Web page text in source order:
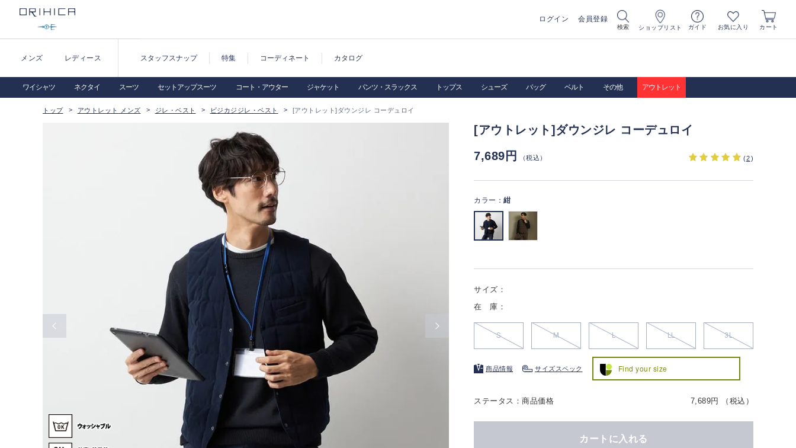
ログイン 会員登録
検索 ショップリスト ガイド お気に入り カート
メンズ レディース スタッフスナップ 特集 コーディネート カタログ
ワイシャツ ネクタイ スーツ セットアップスーツ コート・アウター ジャケット パンツ・スラックス トップス シューズ バッグ ベルト その他 アウトレット
トップ アウトレット メンズ ジレ・ベスト ビジカジジレ・ベスト [アウトレット]ダウンジレ コーデュロイ
[アウトレット]ダウンジレ コーデュロイ
7,689円
（税込） (2)
カラー： 紺
サイズ：
在 庫：
S M L LL 3L
商品情報 サイズスペック Find your size
ステータス：商品価格 7,689円 （税込）
カートに入れる